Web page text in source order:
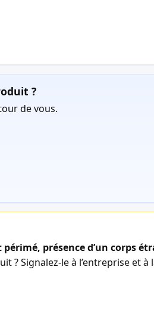
?
de vous.
présence d’un corps
? Signalez-le à l’entreprise et